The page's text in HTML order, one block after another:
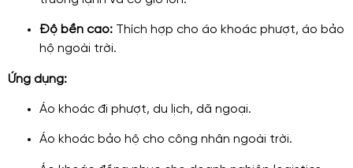
Độ bền cao: Thích hợp cho áo khoác phượt, áo bảo
hộ ngoài trời.
Ứng dụng:
Áo khoác đi phượt, du lịch, dã ngoại.
Áo khoác bảo hộ cho công nhân ngoài trời.